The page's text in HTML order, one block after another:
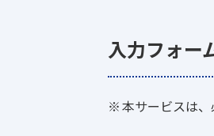
入力フォー
本サービスは